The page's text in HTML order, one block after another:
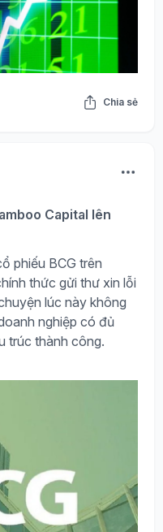
Chia sẻ
Capital lên
phiếu BCG trên
thức gửi thư xin lỗi
lúc này không
nghiệp có đủ
trúc thành công.